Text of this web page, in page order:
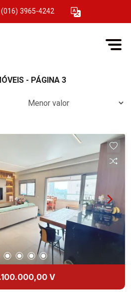
(016) 3965-4242
- PÁGINA 3
V